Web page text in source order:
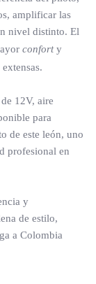
amplificar las
nivel distinto. El
conforty
12V, aire
para
de este león, uno
profesional en
y
de estilo,
a Colombia